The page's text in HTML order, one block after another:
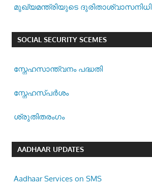
മുഖ്യമന്ത്രിയുടെ ദുരിതാശ്വാസനിധി
SOCIAL SECURITY SCEMES
സ്നേഹസാന്ത്വനം പദ്ധതി
സ്നേഹസ്പര്‍ശം
ശ്രുതിതരംഗം
AADHAAR UPDATES
Aadhaar Services on SMS